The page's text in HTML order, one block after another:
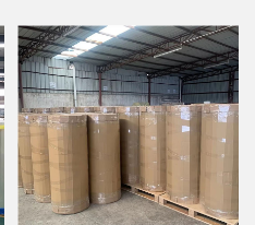
resistencia al impacto.